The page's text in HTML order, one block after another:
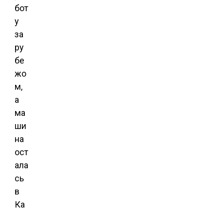
бот
у
за
ру
бе
жо
м,
а
ма
ши
на
ост
ала
сь
в
Ка